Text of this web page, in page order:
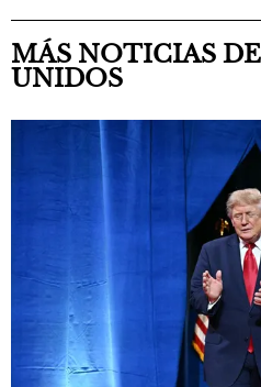
MÁS NOTICIAS
UNIDOS